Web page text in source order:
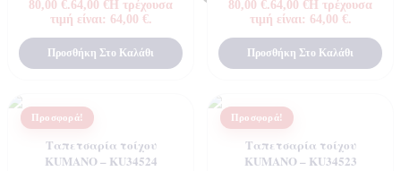
80,00 €.64,00 € Η τρέχουσα
τιμή είναι: 64,00 €.
Προσθήκη Στο Καλάθι
80,00 €.64,00 € Η τρέχουσα
τιμή είναι: 64,00 €.
Προσθήκη Στο Καλάθι
Προσφορά!
Ταπετσαρία τοίχου
KUMANO – KU34524
Προσφορά!
Ταπετσαρία τοίχου
KUMANO – KU34523